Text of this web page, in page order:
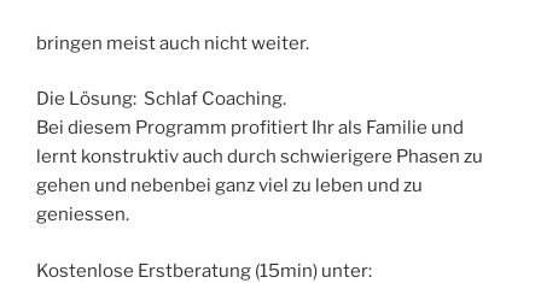
bringen meist auch nicht weiter.
Die Lösung: Schlaf Coaching.
Bei diesem Programm profitiert Ihr als Familie und
lernt konstruktiv auch durch schwierigere Phasen zu
gehen und nebenbei ganz viel zu leben und zu
geniessen.
Kostenlose Erstberatung (15min) unter: